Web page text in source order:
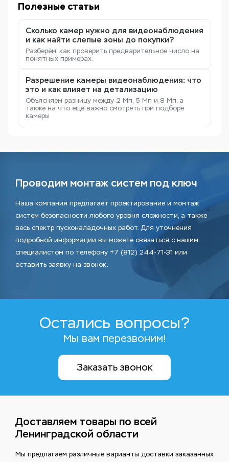
Полезные статьи
Сколько камер нужно для видеонаблюдения
и как найти слепые зоны до покупки?
Разберём, как проверить предварительное число на
понятных примерах.
Разрешение камеры видеонаблюдения: что
это и как влияет на детализацию
Объясняем разницу между 2 Мп, 5 Мп и 8 Мп, а
также на что еще важно смотреть при подборе
камеры
Проводим монтаж систем под ключ
Наша компания предлагает проектирование и монтаж
систем безопасности любого уровня сложности, а также
весь спектр пусконаладочных работ. Для уточнения
подробной информации вы можете связаться с нашим
специалистом по телефону +7 (812) 244-71-31 или
оставить заявку на звонок.
Остались вопросы?
Мы вам перезвоним!
Заказать звонок
Доставляем товары по всей
Ленинградской области
Мы предлагаем различные варианты доставки заказанных